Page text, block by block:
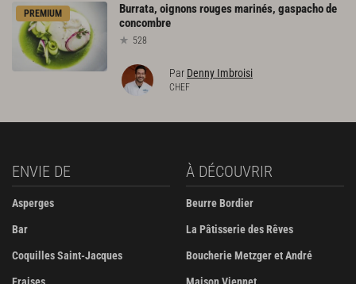
PREMIUM Burrata, oignonsrougesmarinés, gaspachode
concombre
528
Par Denny Imbroisi
CHEF
ENVIE DE
Asperges
Bar
Coquilles Saint-Jacques
À DÉCOUVRIR
Beurre Bordier
La Pâtisserie des Rêves
Boucherie Metzger et André